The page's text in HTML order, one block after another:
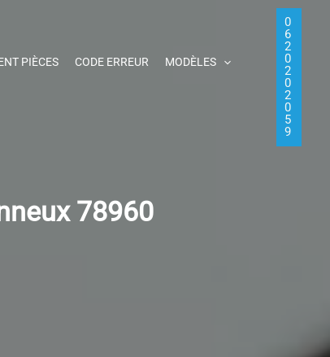
PIÈCES CODE ERREUR MODÈLES
0
6
2
0
2
0
2
0
5
9
78960